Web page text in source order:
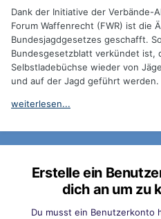
Dank der Initiative der Verbände-
Forum Waffenrecht (FWR) ist die
Bundesjagdgesetzes geschafft.
Bundesgesetzblatt verkündet ist,
Selbstladebüchse wieder von
und auf der Jagd geführt werden.
weiterlesen...
Erstelle ein
dich an um zu
Du musst ein Benutzerkonto